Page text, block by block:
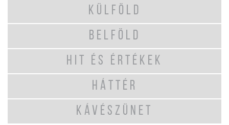
KÜLFÖLD
BELFÖLD
HIT ÉS ÉRTÉKEK
HÁTTÉR
KÁVÉSZÜNET